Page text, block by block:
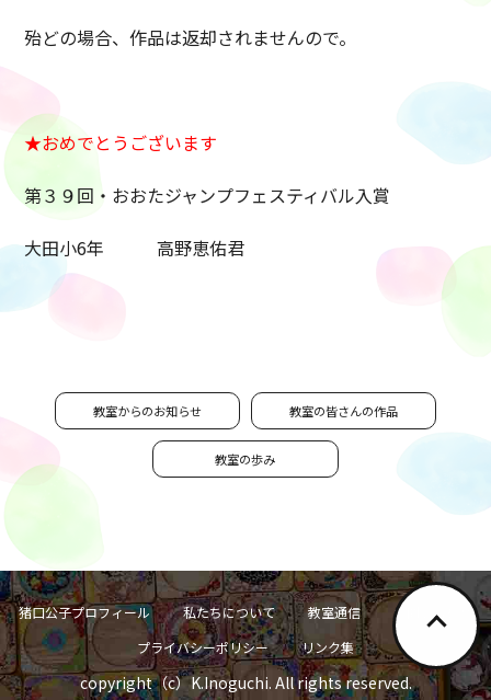
殆どの場合、作品は返却されませんので。
★おめでとうございます
第３９回・おおたジャンプフェスティバル入賞
大田小6年 高野恵佑君
教室からのお知らせ 教室の皆さんの作品
教室の歩み
猪口公子プロフィール 私たちについて 教室通信
お問い合わせ
プライバシーポリシー
リンク集
copyright（c）K.Inoguchi. All rights reserved.